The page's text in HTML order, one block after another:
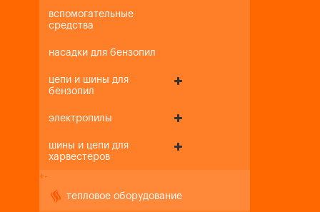
вспомогательные
средства
насадки для бензопил
цепи и шины для
бензопил
электропилы
шины и цепи для
харвестеров
+-
тепловое оборудование